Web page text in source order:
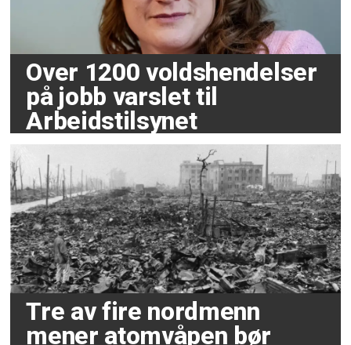
Over 1200 voldshendelser
på jobb varslet til
Arbeidstilsynet
Tre av fire nordmenn
mener atomvåpen bør